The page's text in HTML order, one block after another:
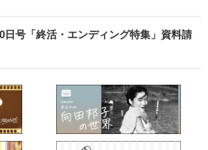
日号「終活・エンディング特集」資料請